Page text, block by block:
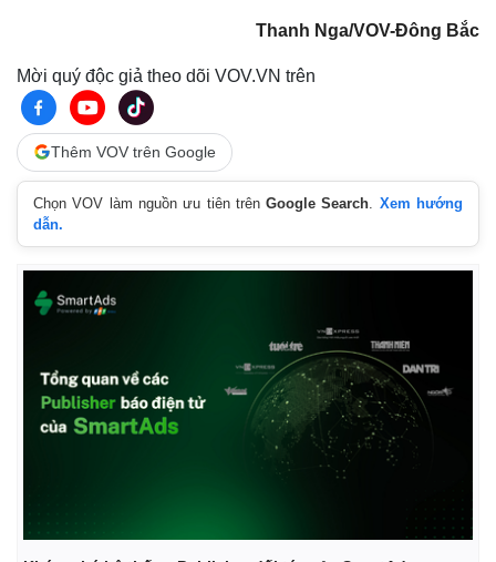
Kinh tế
Thị trường
Giá vàng
Tiêu dùng
Giá cà phê
Thanh Nga/VOV-Đông Bắc
Mời quý độc giả theo dõi VOV.VN trên
Thêm VOV trên Google
Chọn VOV làm nguồn ưu tiên trênGoogle Search
Xem hướng
dẫn.